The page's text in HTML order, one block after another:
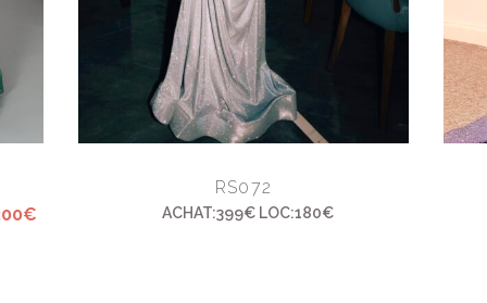
RS072
ACHAT:399€ LOC:180€